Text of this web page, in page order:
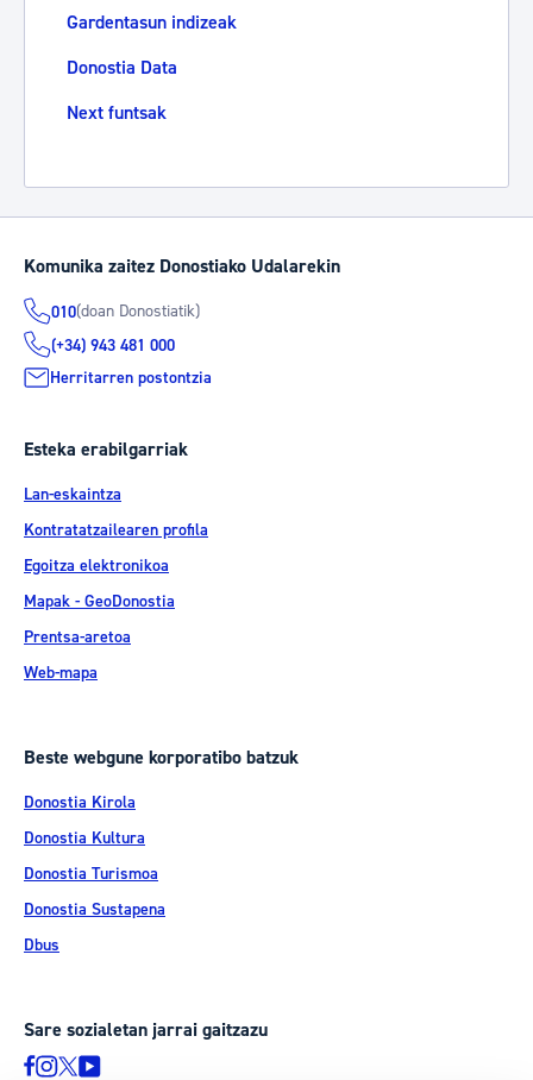
Gardentasun indizeak
Donostia Data
Next funtsak
Komunika zaitez Donostiako Udalarekin
010(doan Donostiatik)
(+34) 943 481 000
Herritarren postontzia
Esteka erabilgarriak
Lan-eskaintza
Kontratatzailearen profila
Egoitza elektronikoa
Mapak - GeoDonostia
Prentsa-aretoa
Web-mapa
Beste webgune korporatibo batzuk
Donostia Kirola
Donostia Kultura
Donostia Turismoa
Donostia Sustapena
Dbus
Sare sozialetan jarrai gaitzazu